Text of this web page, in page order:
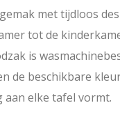
met tijdloos
tot de
is
de beschikbare
aan elke tafel vormt.